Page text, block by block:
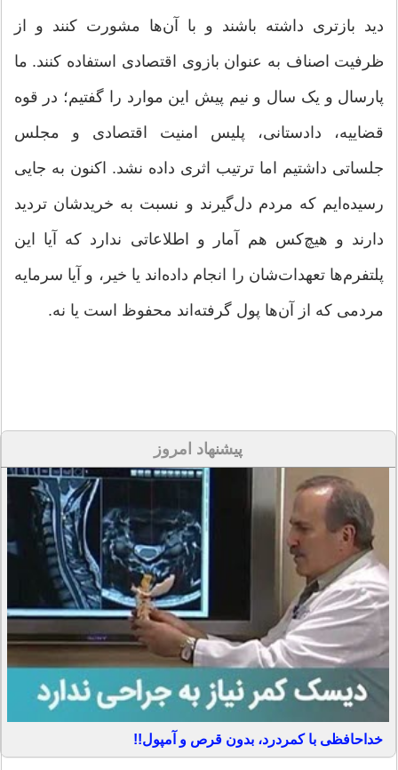
دید بازتری داشته باشند و با آن‌ها مشورت کنند و از
ظرفیت اصناف به عنوان بازوی اقتصادی استفاده کنند. ما
پارسال و یک سال و نیم پیش این موارد را گفتیم؛ در قوه
قضاییه، دادستانی، پلیس امنیت اقتصادی و مجلس
جلساتی داشتیم اما ترتیب اثری داده نشد. اکنون به جایی
رسیده‌ایم که مردم دل‌گیرند و نسبت به خریدشان تردید
دارند و هیچ‌کس هم آمار و اطلاعاتی ندارد که آیا این
پلتفرم‌ها تعهدات‌شان را انجام داده‌اند یا خیر، و آیا سرمایه
مردمی که از آن‌ها پول گرفته‌اند محفوظ است یا نه.
پیشنهاد امروز
خداحافظی با کمردرد، بدون قرص و آمپول!!